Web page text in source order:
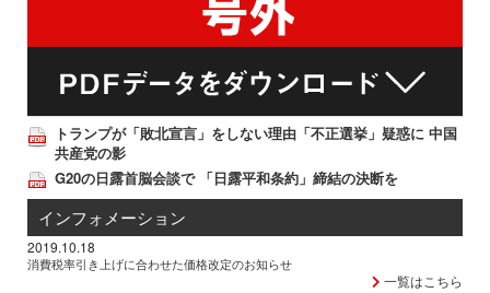
トランプが「敗北宣言」をしない理由「不正選挙」疑惑に 中国
共産党の影
G20の日露首脳会談で 「日露平和条約」締結の決断を
インフォメーション
2019.10.18
消費税率引き上げに合わせた価格改定のお知らせ
一覧はこちら